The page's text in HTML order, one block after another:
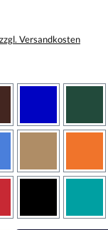
Versandkosten